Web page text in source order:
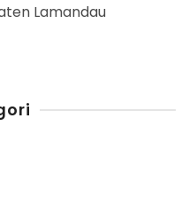
Lamandau